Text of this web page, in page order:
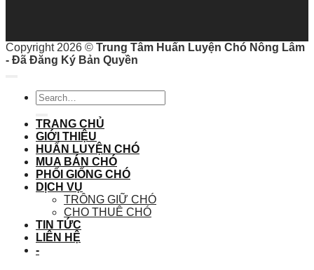
Copyright 2026 © Trung Tâm Huấn Luyện Chó Nông Lâm
- Đã Đăng Ký Bản Quyền
TRANG CHỦ
GIỚI THIỆU
HUẤN LUYỆN CHÓ
MUA BÁN CHÓ
PHỐI GIỐNG CHÓ
DỊCH VỤ
TRÔNG GIỮ CHÓ
CHO THUÊ CHÓ
TIN TỨC
LIÊN HỆ
-